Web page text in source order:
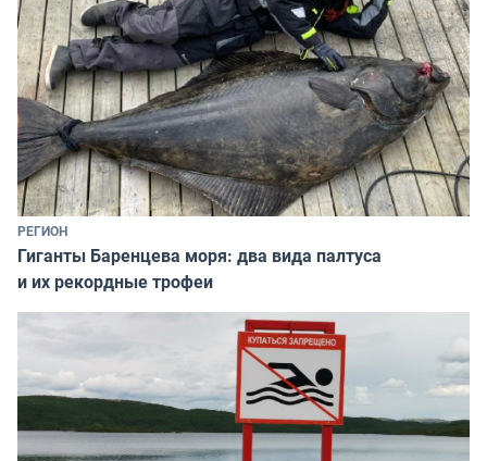
РЕГИОН
Гиганты Баренцева моря: два вида палтуса
и их рекордные трофеи